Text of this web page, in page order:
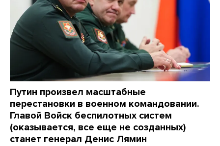
Путин произвел масштабные
перестановки в военном командовании.
Главой Войск беспилотных систем
(оказывается, все еще не созданных)
станет генерал Денис Лямин